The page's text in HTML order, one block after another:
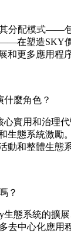
分配模式——
在塑造SKY
和更多應用程
什麼角色？
心實用和治理
生態系統激勵
動和整體生態
？
生態系統的擴
去中心化應用